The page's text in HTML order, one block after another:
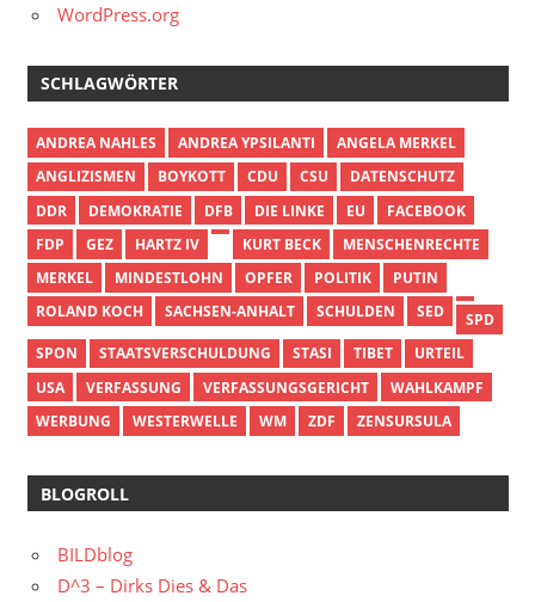
WordPress.org
SCHLAGWÖRTER
ANDREA NAHLES ANDREA YPSILANTI
ANGELA MERKEL
ANGLIZISMEN
BOYKOTT CDU CSU
DATENSCHUTZ
DDR
DEMOKRATIE DFB DIE LINKE EU
FACEBOOK
FDP
GEZ HARTZ IV KURT BECK
MENSCHENRECHTE
MERKEL
MINDESTLOHN OPFER POLITIK
PUTIN
ROLAND KOCH
SACHSEN-ANHALT SCHULDEN SED
SPD
SPON
STAATSVERSCHULDUNG STASI TIBET
URTEIL
USA
VERFASSUNG VERFASSUNGSGERICHT
WAHLKAMPF
WERBUNG
WESTERWELLE WM ZDF ZENSURSULA
BLOGROLL
BILDblog
D^3 – Dirks Dies & Das